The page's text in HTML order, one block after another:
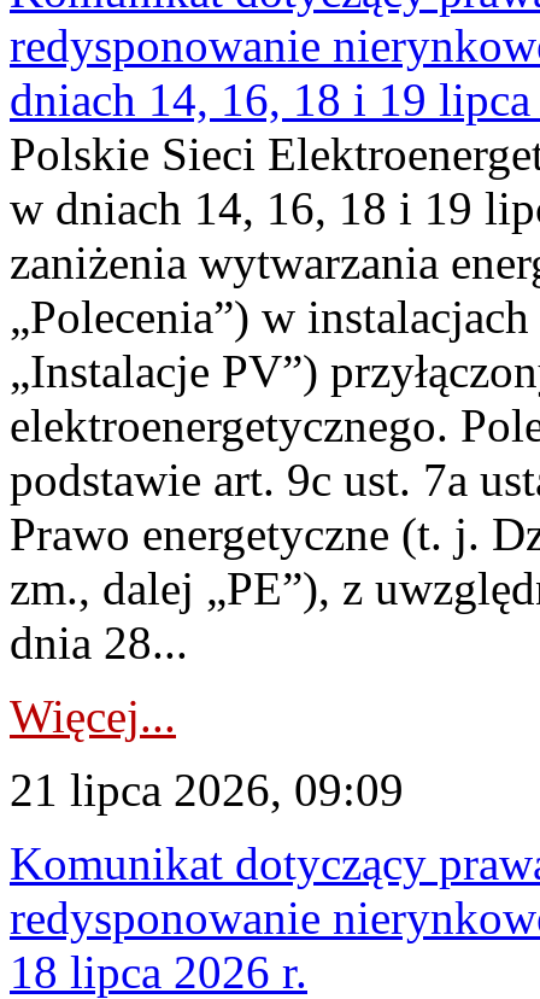
redysponowanie
dniach 14, 16, 18 i 19
Polskie Sieci
w dniach 14, 16, 18 i 19
zaniżenia wytwarzania
„Polecenia”) w
„Instalacje PV”)
elektroenergetycznego.
podstawie art. 9c ust. 7a
Prawo energetyczne (t. j.
zm., dalej „PE”), z
dnia 28...
Więcej...
21 lipca 2026, 09:09
Komunikat dotyczący
redysponowanie
18 lipca 2026 r.